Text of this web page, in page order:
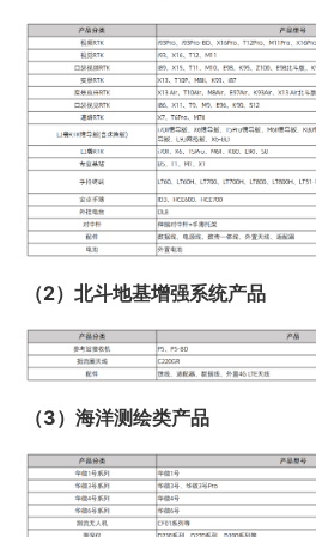
（2）北斗地基增强系统产品
（3）海洋测绘类产品